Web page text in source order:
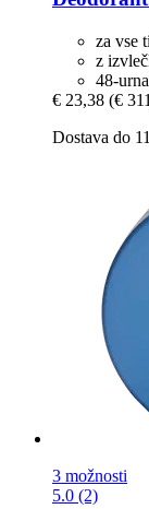
za vse
z
48-
€ 23,38 (€
Dostava do
3 možnosti
5.0 (2)